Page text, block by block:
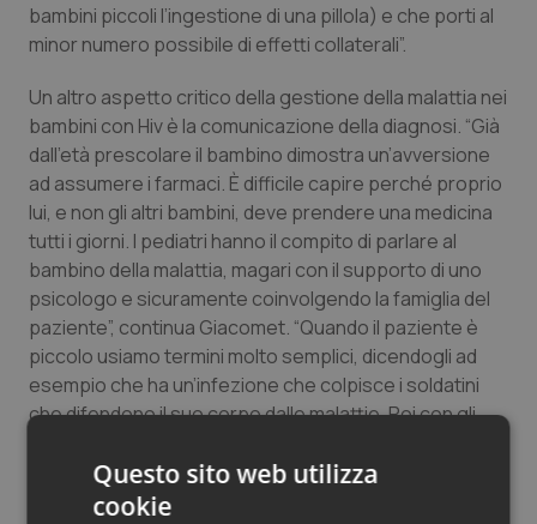
Salute orale & impianti
Tiroide
Tumore al seno
Tumore ovarico
Tumori del Polmone & Testa Collo
Tumori gastrointestinali
Vaccini
bambini piccoli l’ingestione di una pillola) e che porti al
minor numero possibile di effetti collaterali”.
Un altro aspetto critico della gestione della malattia nei
bambini con Hiv è la comunicazione della diagnosi. “Già
dall’età prescolare il bambino dimostra un’avversione
ad assumere i farmaci. È difficile capire perché proprio
lui, e non gli altri bambini, deve prendere una medicina
tutti i giorni. I pediatri hanno il compito di parlare al
bambino della malattia, magari con il supporto di uno
psicologo e sicuramente coinvolgendo la famiglia del
paziente”, continua Giacomet. “Quando il paziente è
piccolo usiamo termini molto semplici, dicendogli ad
esempio che ha un’infezione che colpisce i soldatini
che difendono il suo corpo dalle malattie. Poi con gli
Helper e il virus viene chiamato con il suo nome: Hiv. In
questo lungo processo di comunicazione è
Questo sito web utilizza
cookie